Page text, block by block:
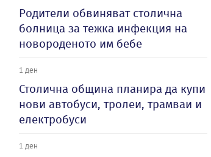
Родители обвиняват столична
болница за тежка инфекция на
новороденото им бебе
1 ден
Столична община планира да купи
нови автобуси, тролеи, трамваи и
електробуси
1 ден